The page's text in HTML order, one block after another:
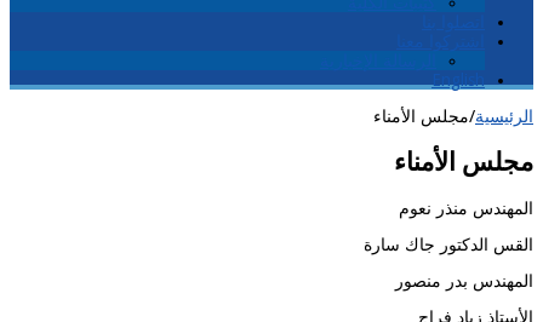
الرئيسية/مجلس الأمناء
مجلس الأمناء
المهندس منذر نعوم
القس الدكتور جاك سارة
المهندس بدر منصور
الأستاذ زياد فراج